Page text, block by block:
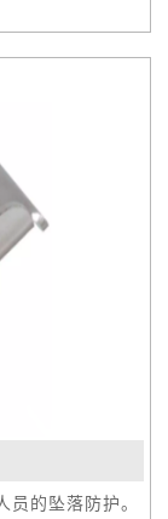
的坠落防护。